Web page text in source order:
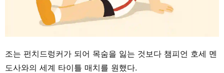
조는 펀치드렁커가 되어 목숨을 잃는 것보다 챔피언 호세 멘
도사와의 세계 타이틀 매치를 원했다.